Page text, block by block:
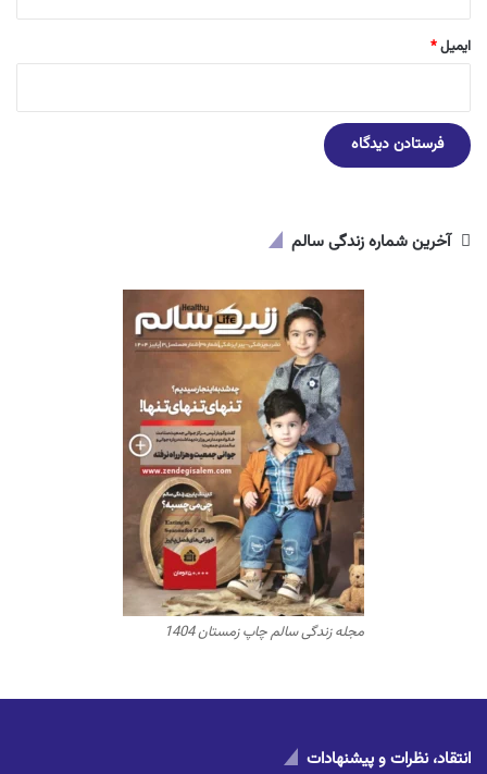
ایمیل*
آخرین شماره زندگی سالم
مجله زندگی سالم چاپ زمستان 1404
انتقاد، نظرات و پیشنهادات